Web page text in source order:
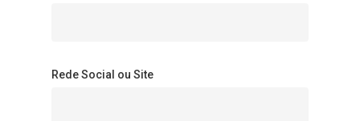
Rede Social ou Site